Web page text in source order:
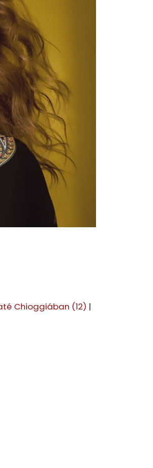
Chioggiában (12) |